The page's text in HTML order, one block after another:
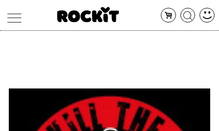
ARTISTI
CONCERTI
RADIO